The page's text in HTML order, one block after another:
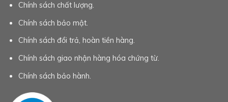
Chính sách chất lượng.
Chính sách bảo mật.
Chính sách đổi trả, hoàn tiền hàng.
Chính sách giao nhận hàng hóa chứng từ.
Chính sách bảo hành.